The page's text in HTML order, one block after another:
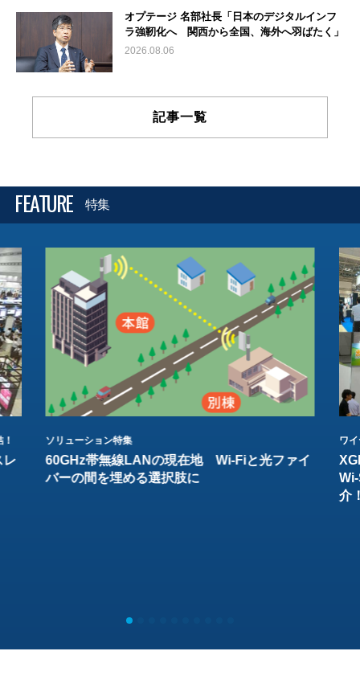
オプテージ 名部社長「日本のデジタルインフ
ラ強靭化へ 関西から全国、海外へ羽ばたく」
2026.08.06
記事一覧
FEATURE 特集
レ
ソリューション特集
60GHz帯無線LANの現在地 Wi-Fiと光ファイ
バーの間を埋める選択肢に
ワ
介